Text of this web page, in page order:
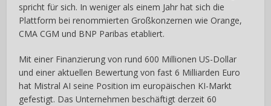
spricht für sich. In weniger als einem Jahr hat sich die
Plattform bei renommierten Großkonzernen wie Orange,
CMA CGM und BNP Paribas etabliert.
Mit einer Finanzierung von rund 600 Millionen US-Dollar
und einer aktuellen Bewertung von fast 6 Milliarden Euro
hat Mistral AI seine Position im europäischen KI-Markt
gefestigt. Das Unternehmen beschäftigt derzeit 60